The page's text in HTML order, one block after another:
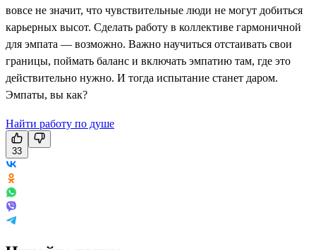
вовсе не значит, что чувствительные люди не могут добиться
карьерных высот. Сделать работу в коллективе гармоничной
для эмпата — возможно. Важно научиться отстаивать свои
границы, поймать баланс и включать эмпатию там, где это
действительно нужно. И тогда испытание станет даром.
Эмпаты, вы как?
Найти работу по душе
33